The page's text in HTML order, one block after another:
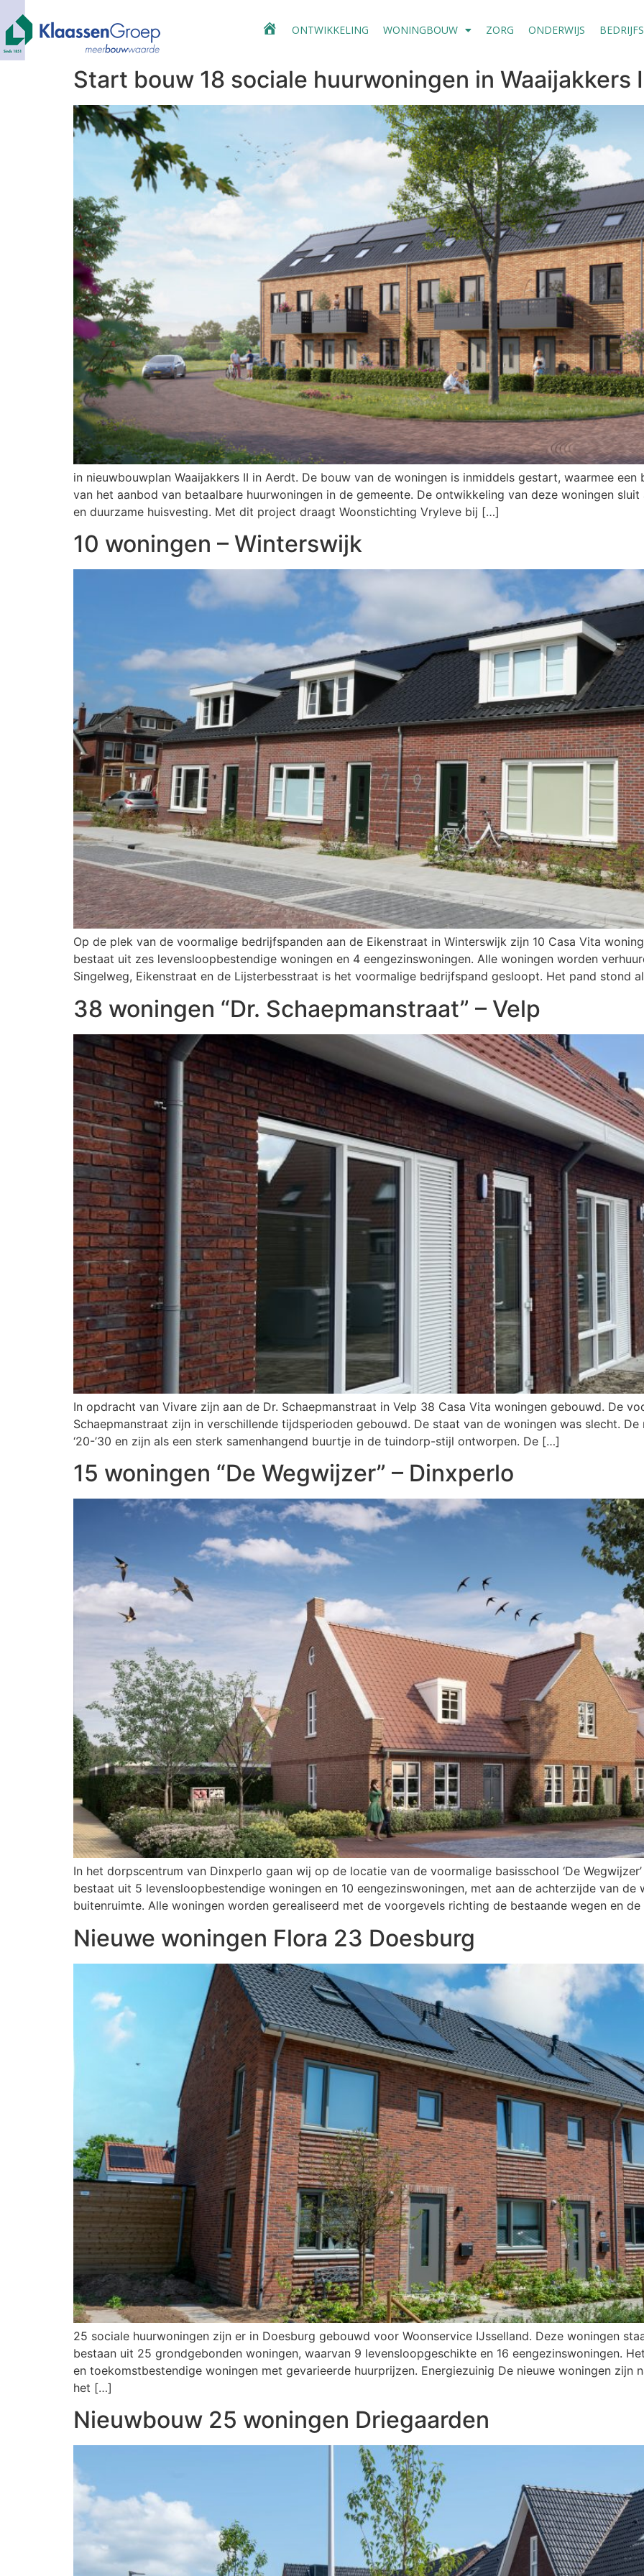
HOME ONTWIKKELING WONINGBOUW ZORG ONDERWIJS
Start bouw 18 sociale huurwoningen in Waaijakkers
in nieuwbouwplan Waaijakkers II in Aerdt. De bouw van de woningen is inmiddels gestart, waarmee
van het aanbod van betaalbare huurwoningen in de gemeente. De ontwikkeling van deze woningen
en duurzame huisvesting. Met dit project draagt Woonstichting Vryleve bij […]
10 woningen – Winterswijk
Op de plek van de voormalige bedrijfspanden aan de Eikenstraat in Winterswijk zijn 10 Casa Vita
bestaat uit zes levensloopbestendige woningen en 4 eengezinswoningen. Alle woningen worden
Singelweg, Eikenstraat en de Lijsterbesstraat is het voormalige bedrijfspand gesloopt. Het pand stond
38 woningen “Dr. Schaepmanstraat” – Velp
In opdracht van Vivare zijn aan de Dr. Schaepmanstraat in Velp 38 Casa Vita woningen gebouwd. De
Schaepmanstraat zijn in verschillende tijdsperioden gebouwd. De staat van de woningen was slecht.
‘20-’30 en zijn als een sterk samenhangend buurtje in de tuindorp-stijl ontworpen. De […]
15 woningen “De Wegwijzer” – Dinxperlo
In het dorpscentrum van Dinxperlo gaan wij op de locatie van de voormalige basisschool ‘De
bestaat uit 5 levensloopbestendige woningen en 10 eengezinswoningen, met aan de achterzijde van de
buitenruimte. Alle woningen worden gerealiseerd met de voorgevels richting de bestaande wegen en
Nieuwe woningen Flora 23 Doesburg
25 sociale huurwoningen zijn er in Doesburg gebouwd voor Woonservice IJsselland. Deze woningen
bestaan uit 25 grondgebonden woningen, waarvan 9 levensloopgeschikte en 16 eengezinswoningen.
en toekomstbestendige woningen met gevarieerde huurprijzen. Energiezuinig De nieuwe woningen zijn
het […]
Nieuwbouw 25 woningen Driegaarden